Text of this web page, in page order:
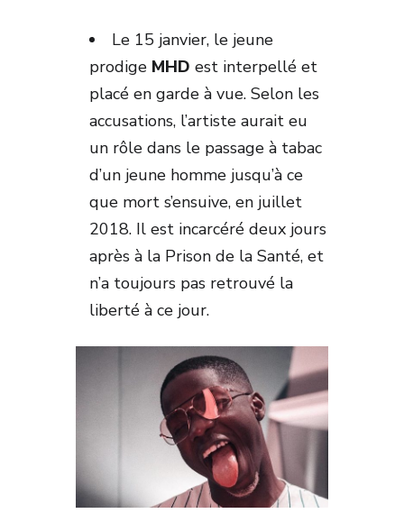
Le 15 janvier, le jeune
prodige MHD est interpellé et
placé en garde à vue. Selon les
accusations, l’artiste aurait eu
un rôle dans le passage à tabac
d’un jeune homme jusqu’à ce
que mort s’ensuive, en juillet
2018. Il est incarcéré deux jours
après à la Prison de la Santé, et
n’a toujours pas retrouvé la
liberté à ce jour.